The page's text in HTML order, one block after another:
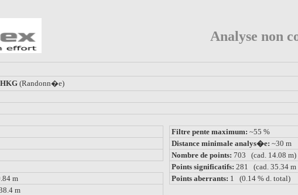
Analyse non
HKG (Randonn�e)
m
m
Filtre pente maximum: ~55 %
Distance minimale analys�e: ~30 m
Nombre de points: 703 (cad. 14.08 m)
Points significatifs: 281 (cad. 35.34 m
Points aberrants: 1 (0.14 % d. total)